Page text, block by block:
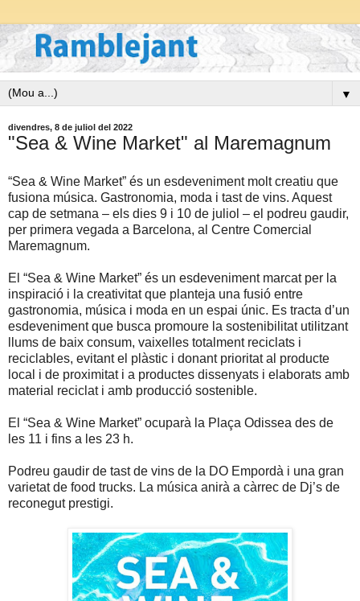
▼
divendres, 8 de juliol del 2022
"Sea & Wine Market" al Maremagnum
“Sea & Wine Market” és un esdeveniment molt creatiu que
fusiona música. Gastronomia, moda i tast de vins. Aquest
cap de setmana – els dies 9 i 10 de juliol – el podreu gaudir,
per primera vegada a Barcelona, al Centre Comercial
Maremagnum.
El “Sea & Wine Market” és un esdeveniment marcat per la
inspiració i la creativitat que planteja una fusió entre
gastronomia, música i moda en un espai únic. Es tracta d’un
esdeveniment que busca promoure la sostenibilitat utilitzant
llums de baix consum, vaixelles totalment reciclats i
reciclables, evitant el plàstic i donant prioritat al producte
local i de proximitat i a productes dissenyats i elaborats amb
material reciclat i amb producció sostenible.
El “Sea & Wine Market” ocuparà la Plaça Odissea des de
les 11 i fins a les 23 h.
Podreu gaudir de tast de vins de la DO Empordà i una gran
varietat de food trucks. La música anirà a càrrec de Dj’s de
reconegut prestigi.